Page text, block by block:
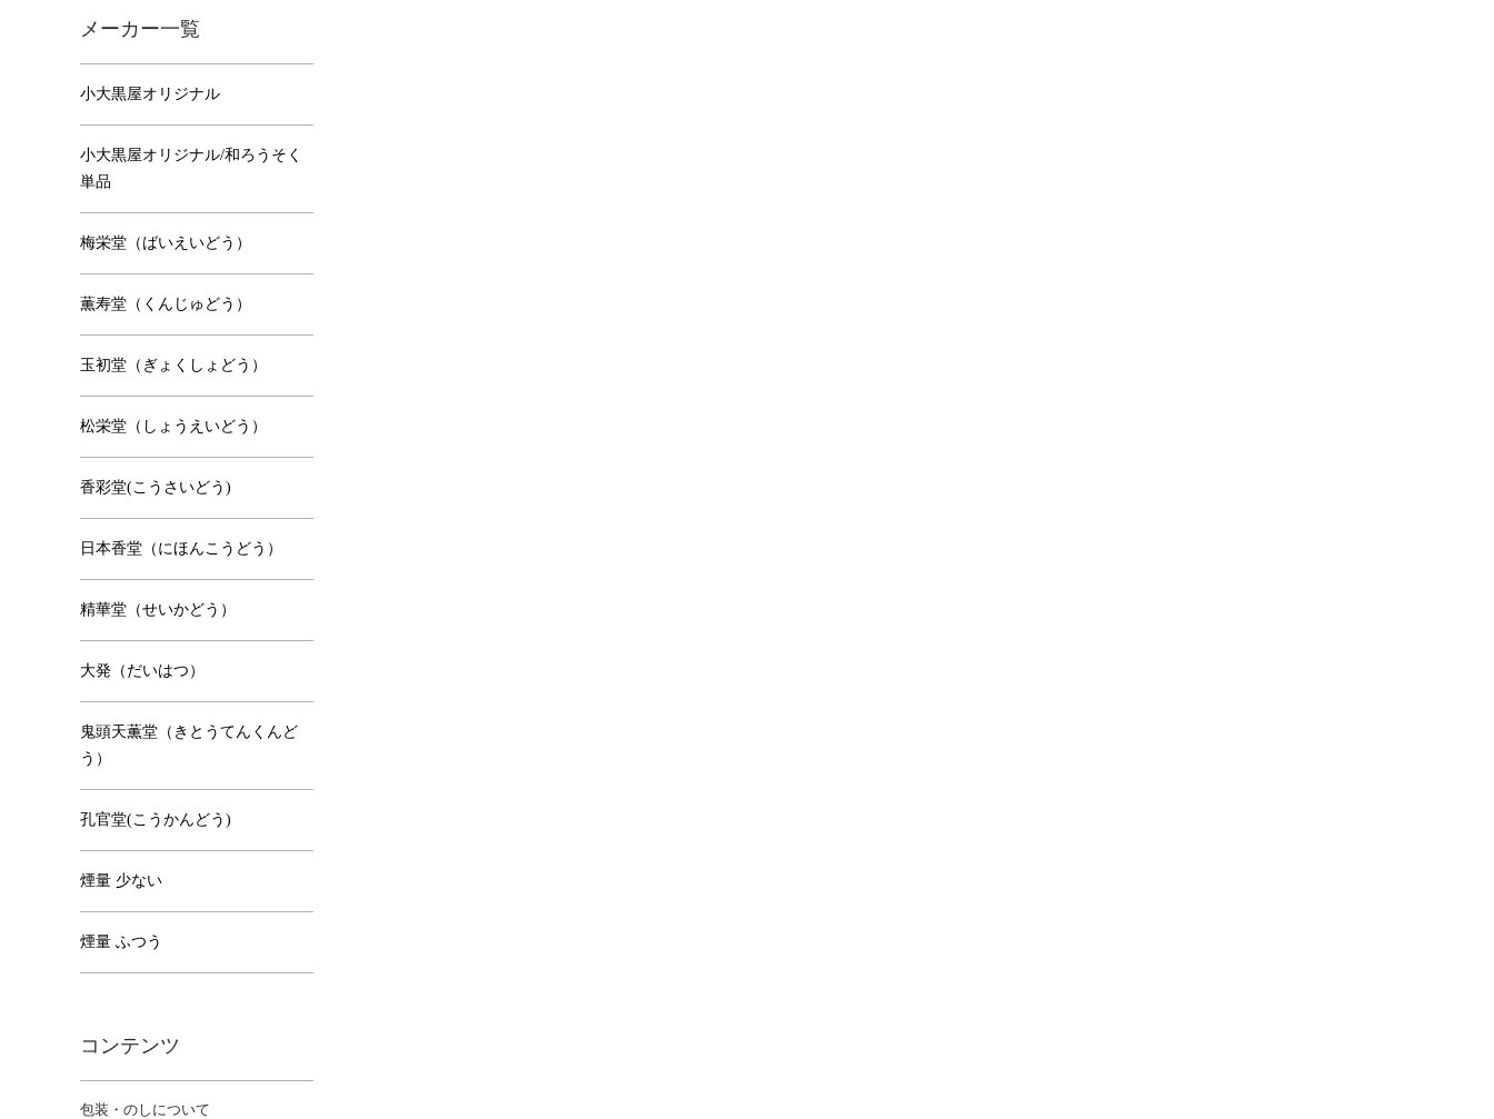
メーカー一覧
小大黒屋オリジナル
小大黒屋オリジナル/和ろうそく
単品
梅栄堂（ばいえいどう）
薫寿堂（くんじゅどう）
玉初堂（ぎょくしょどう）
松栄堂（しょうえいどう）
香彩堂(こうさいどう)
日本香堂（にほんこうどう）
精華堂（せいかどう）
大発（だいはつ）
鬼頭天薫堂（きとうてんくんど
う）
孔官堂(こうかんどう)
煙量 少ない
煙量 ふつう
コンテンツ
包装・のしについて